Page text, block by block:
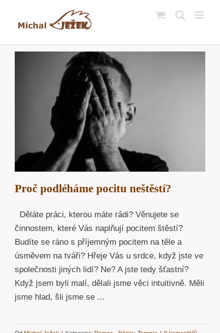
Proč podléháme pocitu neštěstí?
Děláte práci, kterou máte rádi? Věnujete se
činnostem, které Vás naplňují pocitem štěstí?
Budíte se ráno s příjemným pocitem na těle a
úsměvem na tváři? Hřeje Vás u srdce, když jste ve
společnosti jiných lidí? Ne? A jste tedy šťastní?
Když jsem byli malí, dělali jsme věci intuitivně. Měli
jsme hlad, šli jsme se ...